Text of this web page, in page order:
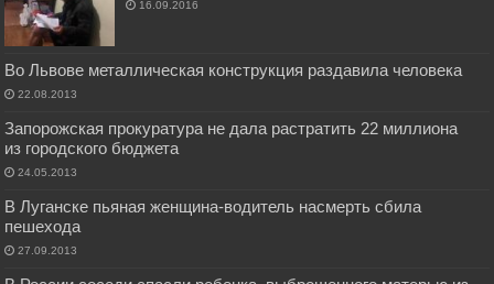
16.09.2016
Во Львове металлическая конструкция раздавила человека
22.08.2013
Запорожская прокуратура не дала растратить 22 миллиона
из городского бюджета
24.05.2013
В Луганске пьяная женщина-водитель насмерть сбила
пешехода
27.09.2013